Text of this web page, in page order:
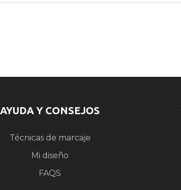
AYUDA Y CONSEJOS
Técnicas de marcaje
Mi diseño
FAQS